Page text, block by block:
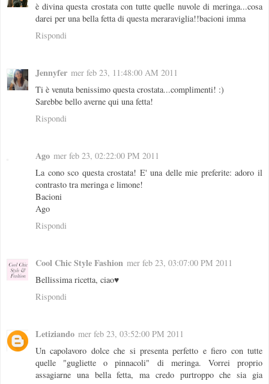
è divina questa crostata con tutte quelle nuvole di meringa...cosa
darei per una bella fetta di questa meraraviglia!!bacioni imma
Rispondi
Jennyfer mer feb 23, 11:48:00 AM 2011
Ti è venuta benissimo questa crostata...complimenti! :)
Sarebbe bello averne qui una fetta!
Rispondi
Ago mer feb 23, 02:22:00 PM 2011
La cono sco questa crostata! E' una delle mie preferite: adoro il
contrasto tra meringa e limone!
Bacioni
Ago
Rispondi
Cool Chic Style Fashion mer feb 23, 03:07:00 PM 2011
Bellissima ricetta, ciao♥
Rispondi
Letiziando mer feb 23, 03:52:00 PM 2011
Un capolavoro dolce che si presenta perfetto e fiero con tutte
quelle "gugliette o pinnacoli" di meringa. Vorrei proprio
assagiarne una bella fetta, ma credo purtroppo che sia gia